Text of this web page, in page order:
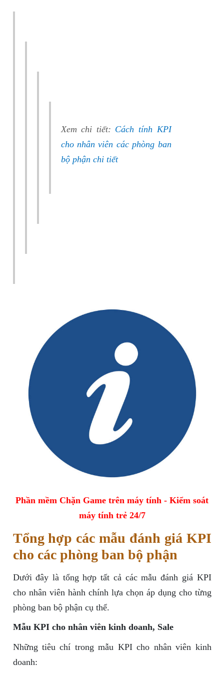
Xem chi tiết: Cách tính KPI
cho nhân viên các phòng ban
bộ phận chi tiết
Phần mềm Chặn Game trên máy tính - Kiểm soát
máy tính trẻ 24/7
Tổng hợp các mẫu đánh giá KPI
cho các phòng ban bộ phận
Dưới đây là tổng hợp tất cả các mẫu đánh giá KPI
cho nhân viên hành chính lựa chọn áp dụng cho từng
phòng ban bộ phận cụ thể.
Mẫu KPI cho nhân viên kinh doanh, Sale
Những tiêu chí trong mẫu KPI cho nhân viên kinh
doanh: